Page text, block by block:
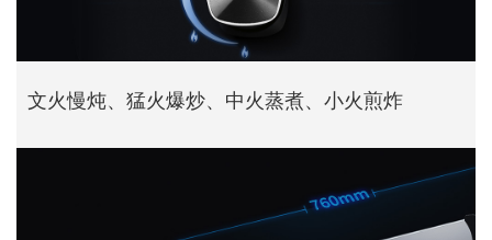
文火慢炖、猛火爆炒、中火蒸煮、小火煎炸